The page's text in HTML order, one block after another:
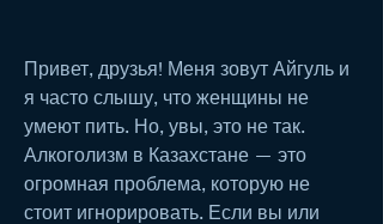
Привет, друзья! Меня зовут Айгуль и
я часто слышу, что женщины не
умеют пить. Но, увы, это не так.
Алкоголизм в Казахстане — это
огромная проблема, которую не
стоит игнорировать. Если вы или